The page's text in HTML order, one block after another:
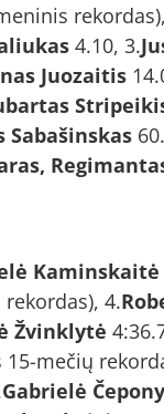
4.10, 3.
Juozaitis
Sabašinskas
Kaminskaitė
4.
Žvinklytė
15-mečių
Gabrielė